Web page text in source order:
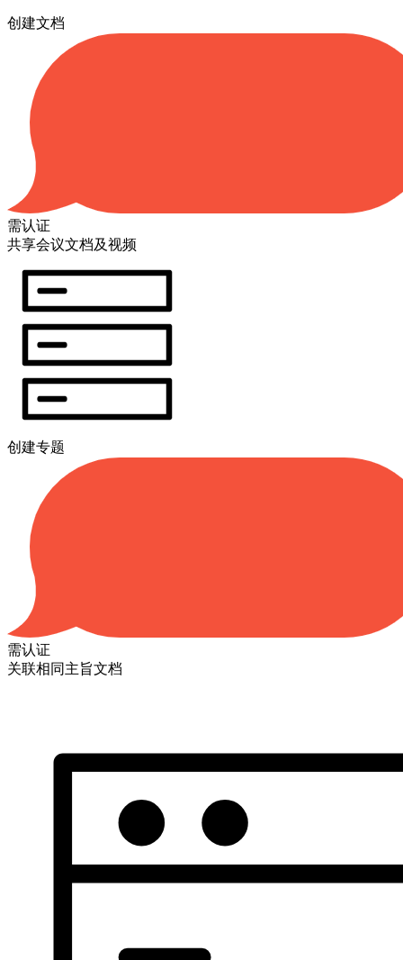
创建文档
需认证
共享会议文档及视频
创建专题
需认证
关联相同主旨文档